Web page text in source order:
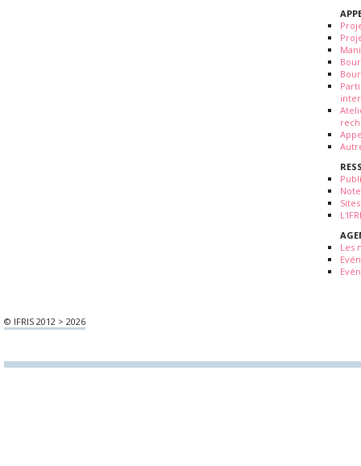
Les
© IFRIS 2012 > 2026